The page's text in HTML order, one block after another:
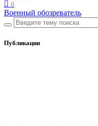
0
Военный обозреватель
Публикации